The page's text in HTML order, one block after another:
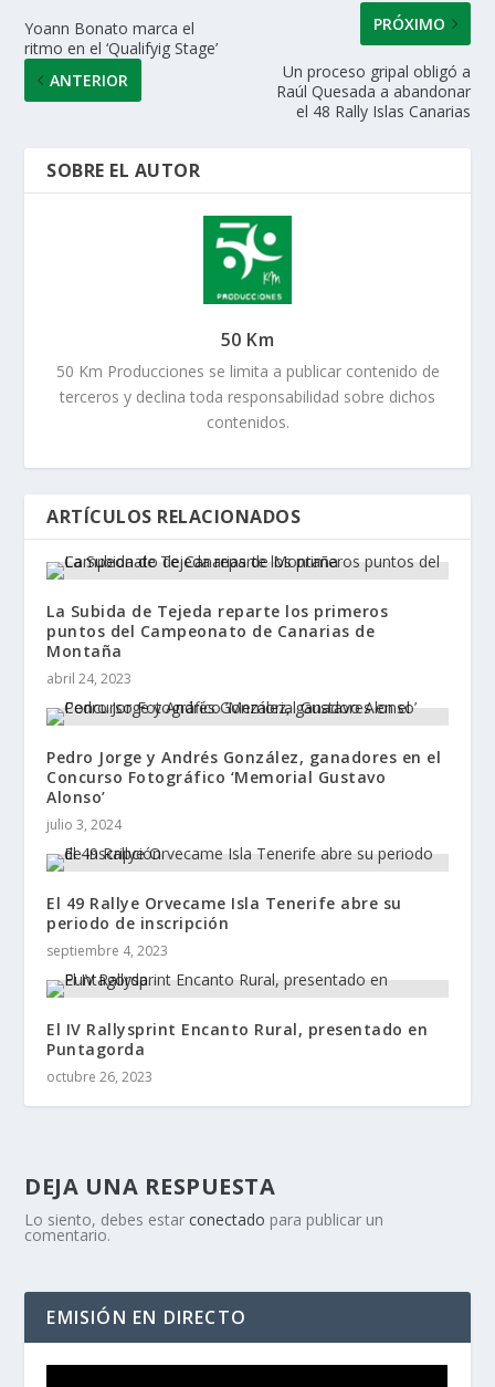
Yoann Bonato marca el
ritmo en el ‘Qualifyig Stage’
ANTERIOR
PRÓXIMO
Un proceso gripal obligó a
Raúl Quesada a abandonar
el 48 Rally Islas Canarias
SOBRE EL AUTOR
50 Km
50 Km Producciones se limita a publicar contenido de
terceros y declina toda responsabilidad sobre dichos
contenidos.
ARTÍCULOS RELACIONADOS
La Subida de Tejeda reparte los primeros
puntos del Campeonato de Canarias de
Montaña
abril 24, 2023
Pedro Jorge y Andrés González, ganadores en el
Concurso Fotográfico ‘Memorial Gustavo
Alonso’
julio 3, 2024
El 49 Rallye Orvecame Isla Tenerife abre su
periodo de inscripción
septiembre 4, 2023
El IV Rallysprint Encanto Rural, presentado en
Puntagorda
octubre 26, 2023
DEJA UNA RESPUESTA
Lo siento, debes estarconectado para publicar un
comentario.
EMISIÓN EN DIRECTO